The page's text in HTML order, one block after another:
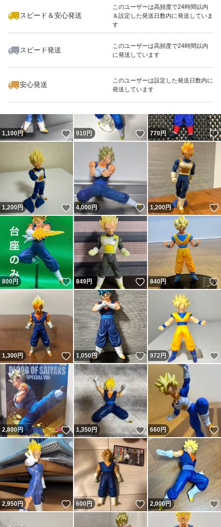
スピード＆安心発送
このユーザーは高頻度で24時間以内
＆設定した発送日数内に発送していま
す
スピード発送
このユーザーは高頻度で24時間以内
に発送しています
安心発送
このユーザーは設定した発送日数内に
発送しています
いいね！
800
1,100円 いいね！
910 円 いいね！
770円
1,200円 いいね！
4,000円 いいね！
1,200円
800円 いいね！
849円 いいね！
840円
1,300円 いいね！
1,050円 いいね！
972円
2,800円 いいね！
1,350円 いいね！
660円
2,950円 いいね！
600円 いいね！
2,000円